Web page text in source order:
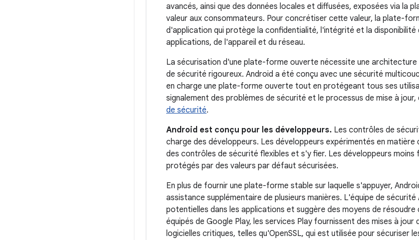
avancés, ainsi que des données locales et diffusées, exposées via la
valeur aux consommateurs. Pour concrétiser cette valeur, la plate-
d'application qui protège la confidentialité, l'intégrité et la disponibilité
applications, de l'appareil et du réseau.
La sécurisation d'une plate-forme ouverte nécessite une
de sécurité rigoureux. Android a été conçu avec une sécurité
en charge une plate-forme ouverte tout en protégeant tous ses
signalement des problèmes de sécurité et le processus de mise à jour,
de sécurité.
Android est conçu pour les développeurs. Les contrôles de
charge des développeurs. Les développeurs expérimentés en
des contrôles de sécurité flexibles et s'y fier. Les développeurs
protégés par des valeurs par défaut sécurisées.
En plus de fournir une plate-forme stable sur laquelle s'appuyer,
assistance supplémentaire de plusieurs manières. L'équipe de
potentielles dans les applications et suggère des moyens de résoudre
équipés de Google Play, les services Play fournissent des mises à
logicielles critiques, telles qu'OpenSSL, qui est utilisée pour sécuriser